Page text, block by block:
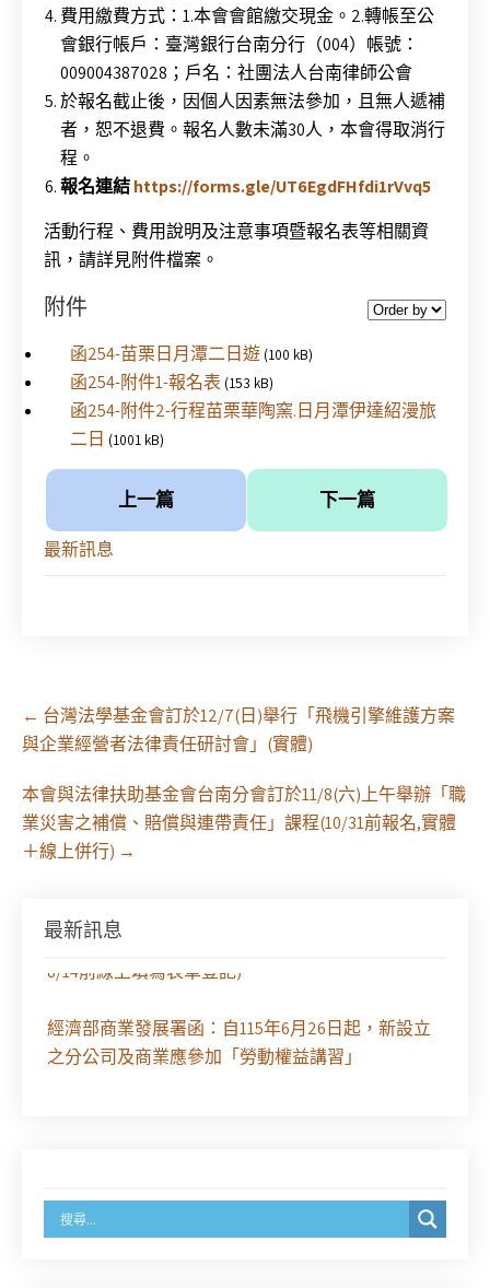
費用繳費方式：1.本會會館繳交現金。2.轉帳至公
會銀行帳戶：臺灣銀行台南分行（004）帳號：
009004387028；戶名：社團法人台南律師公會
於報名截止後，因個人因素無法參加，且無人遞補
者，恕不退費。報名人數未滿30人，本會得取消行
程。
報名連結https://forms.gle/UT6EgdFHfdi1rVvq5
活動行程、費用說明及注意事項暨報名表等相關資
訊，請詳見附件檔案。
附件
函254-苗栗日月潭二日遊 (100 kB)
函254-附件1-報名表 (153 kB)
函254-附件2-行程苗栗華陶窯.日月潭伊達紹漫旅
二日 (1001 kB)
上一篇 下一篇
最新訊息
Post
navigation
← 台灣法學基金會訂於12/7(日)舉行「飛機引擎維護方案
與企業經營者法律責任研討會」(實體)
本會與法律扶助基金會台南分會訂於11/8(六)上午舉辦「職
業災害之補償、賠償與連帶責任」課程(10/31前報名,實體
＋線上併行) →
最新訊息
徵求參與115年教師法律諮詢補助計畫人才庫(請於
8/14前線上填寫表單登記)
經濟部商業發展署函：自115年6月26日起，新設立
之分公司及商業應參加「勞動權益講習」
徵詢有意願擔任臺南市115年度國民中小學法治教育